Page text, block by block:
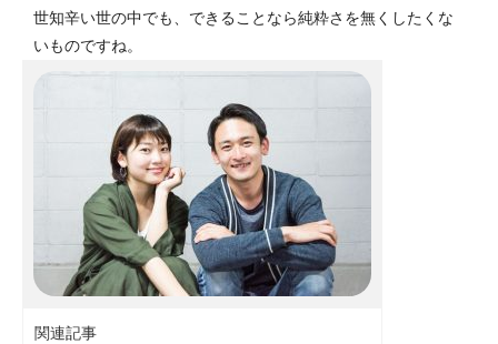
世知辛い世の中でも、できることなら純粋さを無くしたくな
いものですね。
関連記事